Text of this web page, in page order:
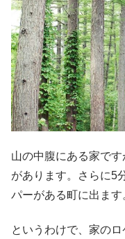
山の中腹にある家で
があります。さらに5
パーがある町に出ます
というわけで、家の